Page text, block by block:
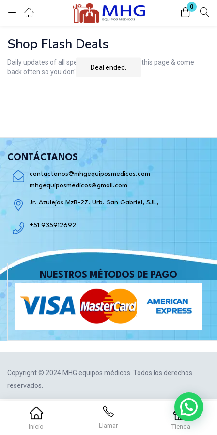
0
Inicio de sesión
O conectar con
Inicio Llamar Tienda
Shop Flash Deals
Daily updates of all special deals. Bookmark this page & come
back often so you don't miss it!
Deal ended.
CONTÁCTANOS
contactanos@mhgequiposmedicos.com
mhgequiposmedicos@gmail.com
Jr. Azulejos MzB-27. Urb. San Gabriel, SJL,
+51 935912692
NUESTROS MÉTODOS DE PAGO
Copyright © 2024 MHG equipos médicos. Todos los derechos
reservados.